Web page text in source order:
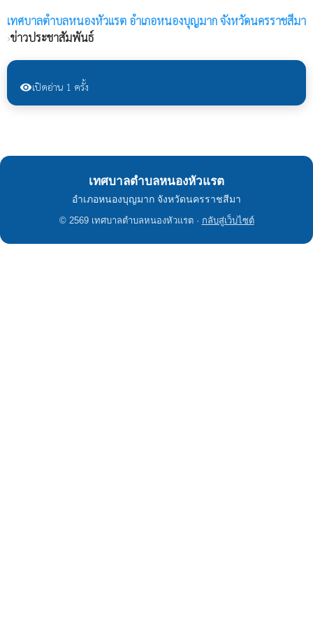
เทศบาลตำบลหนองหัวแรต อำเภอหนองบุญมาก จังหวัดนครราชสีมา
›ข่าวประชาสัมพันธ์
visibilityเปิดอ่าน 1 ครั้ง
เทศบาลตำบลหนองหัวแรต
อำเภอหนองบุญมาก จังหวัดนครราชสีมา
© 2569 เทศบาลตำบลหนองหัวแรต · กลับสู่เว็บไซต์